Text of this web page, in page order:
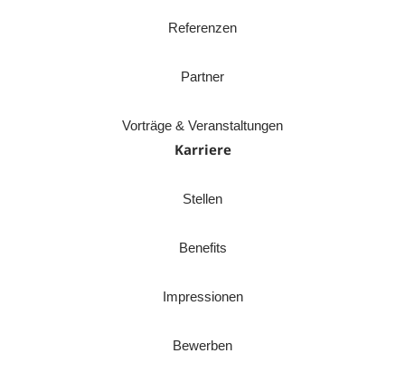
Referenzen
Partner
Vorträge & Veranstaltungen
Karriere
Stellen
Benefits
Impressionen
Bewerben